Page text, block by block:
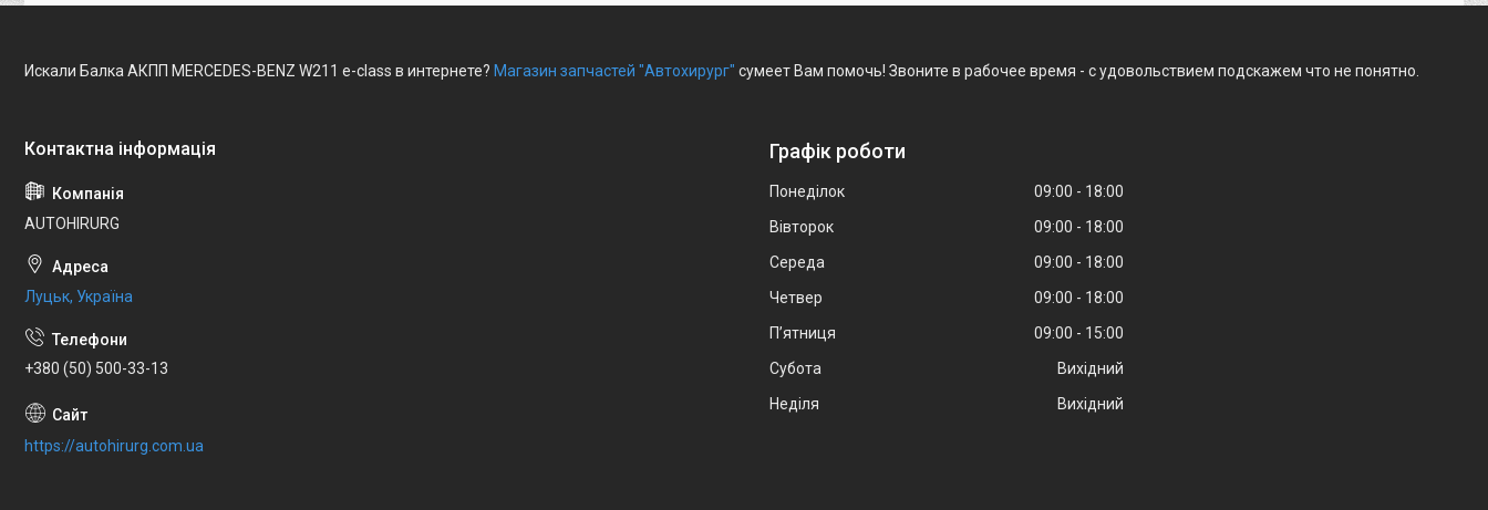
Искали Балка АКПП MERCEDES-BENZ W211 e-class в интернете? Магазин запчастей "Автохирург" сумеет Вам помочь! Звоните в рабочее время - с удовольствием подскажем что не понятно.
AUTOHIRURG
Луцьк, Україна
+380 (50) 500-33-13
https://autohirurg.com.ua
Графік роботи
Понеділок 09:00
18:00
Вівторок
09:00
18:00
Середа
09:00
18:00
Четвер
09:00
18:00
Пʼятниця
09:00
15:00
Субота
Вихідний
Неділя
Вихідний